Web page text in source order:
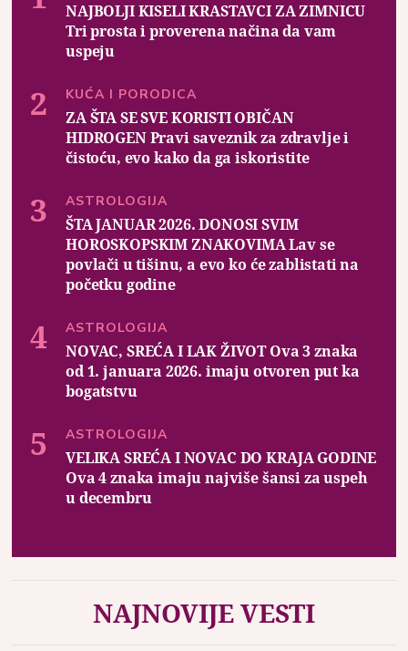
NAJBOLJI KISELI KRASTAVCI ZA ZIMNICU
Tri prosta i proverena načina da vam
uspeju
KUĆA I PORODICA
ZA ŠTA SE SVE KORISTI OBIČAN
HIDROGEN Pravi saveznik za zdravlje i
čistoću, evo kako da ga iskoristite
ASTROLOGIJA
ŠTA JANUAR 2026. DONOSI SVIM
HOROSKOPSKIM ZNAKOVIMA Lav se
povlači u tišinu, a evo ko će zablistati na
početku godine
ASTROLOGIJA
NOVAC, SREĆA I LAK ŽIVOT Ova 3 znaka
od 1. januara 2026. imaju otvoren put ka
bogatstvu
ASTROLOGIJA
VELIKA SREĆA I NOVAC DO KRAJA GODINE
Ova 4 znaka imaju najviše šansi za uspeh
u decembru
NAJNOVIJE VESTI